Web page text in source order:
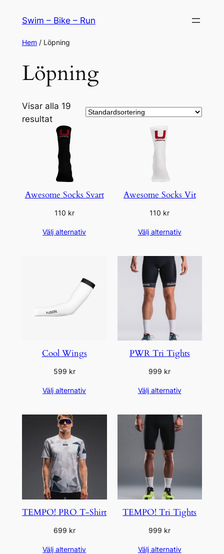
Swim – Bike – Run
Hem/ Löpning
Löpning
Visar alla 19
resultat
Awesome Socks Svart
110 kr
Välj alternativ
Awesome Socks Vit
110 kr
Välj alternativ
Cool Wings
599 kr
Välj alternativ
PWR Tri Tights
999 kr
Välj alternativ
TEMPO! PRO T-Shirt
699 kr
Välj alternativ
TEMPO! Tri Tights
999 kr
Välj alternativ